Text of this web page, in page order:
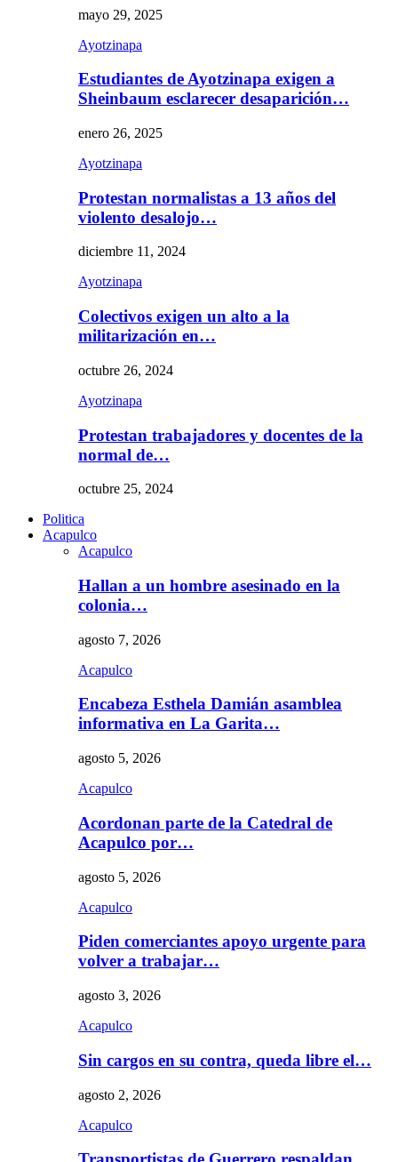
mayo 29, 2025
Ayotzinapa
Estudiantes de Ayotzinapa exigen a
Sheinbaum esclarecer desaparición…
enero 26, 2025
Ayotzinapa
Protestan normalistas a 13 años del
violento desalojo…
diciembre 11, 2024
Ayotzinapa
Colectivos exigen un alto a la
militarización en…
octubre 26, 2024
Ayotzinapa
Protestan trabajadores y docentes de la
normal de…
octubre 25, 2024
Politica
Acapulco
Acapulco
Hallan a un hombre asesinado en la
colonia…
agosto 7, 2026
Acapulco
Encabeza Esthela Damián asamblea
informativa en La Garita…
agosto 5, 2026
Acapulco
Acordonan parte de la Catedral de
Acapulco por…
agosto 5, 2026
Acapulco
Piden comerciantes apoyo urgente para
volver a trabajar…
agosto 3, 2026
Acapulco
Sin cargos en su contra, queda libre el…
agosto 2, 2026
Acapulco